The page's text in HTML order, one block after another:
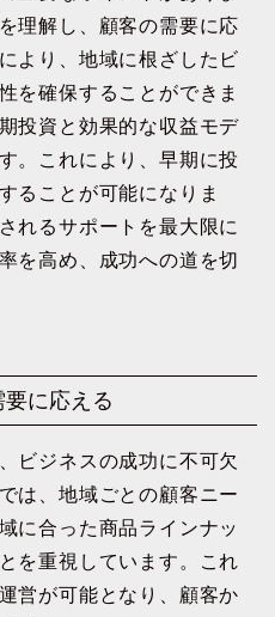
理解し、顧客の需要に応
より、地域に根ざしたビ
を確保することができま
投資と効果的な収益モデ
。これにより、早期に投
ることが可能になりま
れるサポートを最大限に
を高め、成功への道を切
に応える
ビジネスの成功に不可欠
は、地域ごとの顧客ニー
に合った商品ラインナッ
を重視しています。これ
営が可能となり、顧客か